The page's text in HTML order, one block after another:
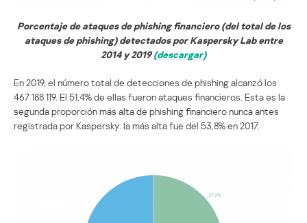
Porcentaje de ataques de phishing financiero (del total de los
ataques de phishing) detectados por Kaspersky Lab entre
2014 y 2019(descargar)
En 2019, el número total de detecciones de phishing alcanzó los
467 188 119. El 51,4% de ellas fueron ataques financieros. Esta es la
segunda proporción más alta de phishing financiero nunca antes
registrada por Kaspersky: la más alta fue del 53,8% en 2017.